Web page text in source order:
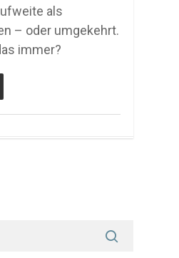
als
– oder umgekehrt.
immer?